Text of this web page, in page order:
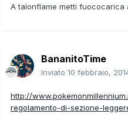
A talonflame metti fuococarica
BananitoTime
Inviato 10 febbraio,
http://
regolamento-di-sezione-